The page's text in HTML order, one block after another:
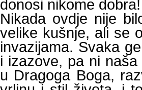
donosi nikome dobra!
Nikada ovdje nije
velike kušnje, ali se
invazijama. Svaka
i izazove, pa ni
u Dragoga Boga,